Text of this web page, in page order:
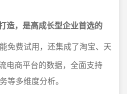
造，是高成长型企业首选的
免费试用，还集成了淘宝、天
电商平台的数据，全面支持
等多维度分析。